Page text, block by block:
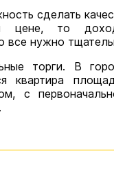
сделать
цене, то
все нужно
торги. В
квартира
с